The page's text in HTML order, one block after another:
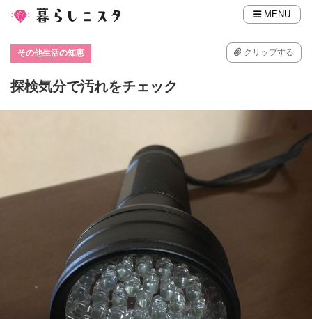
MENU
その他生活の知恵 クリップする
探検気分で汚れをチェック